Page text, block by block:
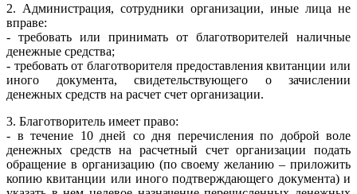
2. Администрация, сотрудники организации, иные лица не
вправе:
- требовать или принимать от благотворителей наличные
денежные средства;
- требовать от благотворителя предоставления квитанции или
иного документа, свидетельствующего о зачислении
денежных средств на расчет счет организации.
3. Благотворитель имеет право:
- в течение 10 дней со дня перечисления по доброй воле
денежных средств на расчетный счет организации подать
обращение в организацию (по своему желанию – приложить
копию квитанции или иного подтверждающего документа) и